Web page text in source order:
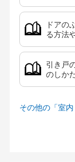
ドアの
る方法
引き戸
のしか
その他の「室